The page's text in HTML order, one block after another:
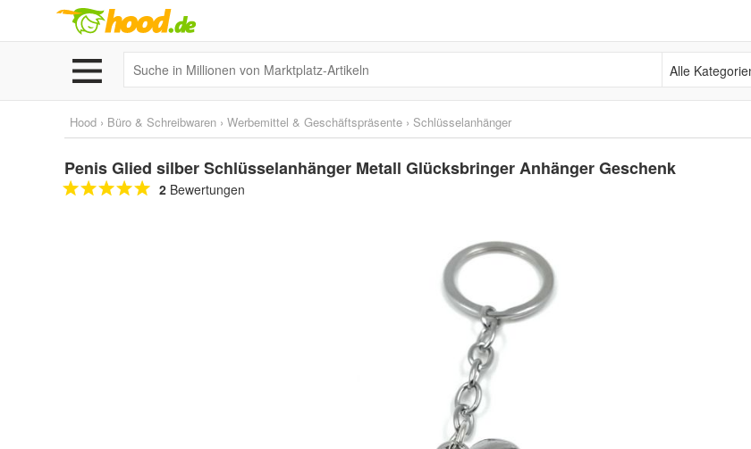
Alle Kategorien
Hood › Büro & Schreibwaren › Werbemittel & Geschäftspräsente › Schlüsselanhänger
Penis Glied silber Schlüsselanhänger Metall Glücksbringer Anhänger Geschenk
2 Bewertungen